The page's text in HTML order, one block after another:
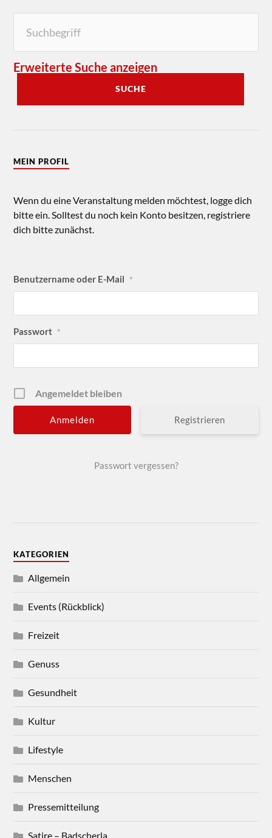
Erweiterte Suche anzeigen
SUCHE
MEIN PROFIL
Wenn du eine Veranstaltung melden möchtest, logge dich
bitte ein. Solltest du noch kein Konto besitzen, registriere
dich bitte zunächst.
Benutzername oder E-Mail *
Passwort *
Angemeldet bleiben
Registrieren
Passwort vergessen?
KATEGORIEN
Allgemein
Events (Rückblick)
Freizeit
Genuss
Gesundheit
Kultur
Lifestyle
Menschen
Pressemitteilung
Satire – Badscherla